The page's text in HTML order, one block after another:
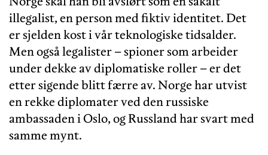
illegalist, en person med fiktiv identitet. Det
er sjelden kost i vår teknologiske tidsalder.
Men også legalister – spioner som arbeider
under dekke av diplomatiske roller – er det
etter sigende blitt færre av. Norge har utvist
en rekke diplomater ved den russiske
ambassaden i Oslo, og Russland har svart med
samme mynt.